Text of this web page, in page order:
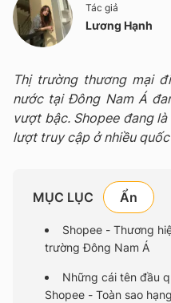
Tác giả
Lương Hạnh
Thị trường thương mại
nước tại Đông Nam Á
vượt bậc. Shopee đang
lượt truy cập ở nhiều quốc
MỤC LỤC
Shopee - Thương
trường Đông Nam Á
Những cái tên đầu
Shopee - Toàn sao